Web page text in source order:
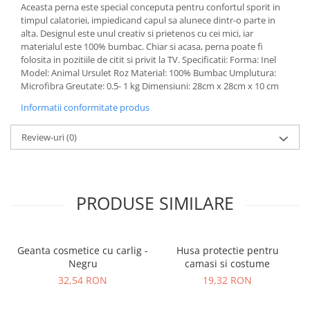
Aceasta perna este special conceputa pentru confortul sporit in
timpul calatoriei, impiedicand capul sa alunece dintr-o parte in
alta. Designul este unul creativ si prietenos cu cei mici, iar
materialul este 100% bumbac. Chiar si acasa, perna poate fi
folosita in pozitiile de citit si privit la TV. Specificatii: Forma: Inel
Model: Animal Ursulet Roz Material: 100% Bumbac Umplutura:
Microfibra Greutate: 0.5- 1 kg Dimensiuni: 28cm x 28cm x 10 cm
Informatii conformitate produs
Review-uri(0)
PRODUSE SIMILARE
Geanta cosmetice cu carlig -
Negru
32,54 RON
Husa protectie pentru
camasi si costume
19,32 RON